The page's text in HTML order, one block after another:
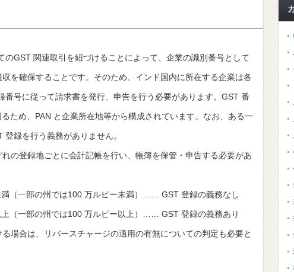
GST 関連取引を紐づけることによって、企業の識別番号として
を確保することです。そのため、インド国内に所在する企業は各
号に従って請求書を発行、申告を行う必要があります。GST 番
ため、PAN と企業所在地等から構成されています。なお、ある一
録を行う義務がありません。
の登録地ごとに会計記帳を行い、帳簿を保管・申告する必要があ
満（一部の州では100 万ルピー未満）…… GST 登録の義務なし
（一部の州では100 万ルピー以上）…… GST 登録の義務あり
場合は、リバースチャージの適用の有無についての判定も必要と